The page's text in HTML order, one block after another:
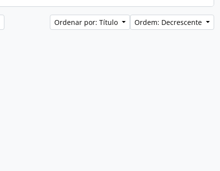
Ordenar por: Título Ordem: Decrescente